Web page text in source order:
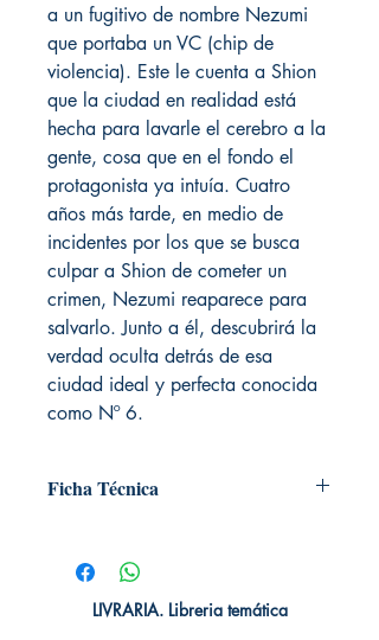
a un fugitivo de nombre Nezumi
que portaba un VC (chip de
violencia). Este le cuenta a Shion
que la ciudad en realidad está
hecha para lavarle el cerebro a la
gente, cosa que en el fondo el
protagonista ya intuía. Cuatro
años más tarde, en medio de
incidentes por los que se busca
culpar a Shion de cometer un
crimen, Nezumi reaparece para
salvarlo. Junto a él, descubrirá la
verdad oculta detrás de esa
ciudad ideal y perfecta conocida
como Nº 6.
Ficha Técnica
Editorial: IVREA
Idioma: Castellano
Encuadernación: Blanda
LIVRARIA. Libreria temática